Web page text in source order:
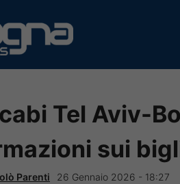
Tel Aviv-
sui
Parenti 26 Gennaio 2026 - 18:27